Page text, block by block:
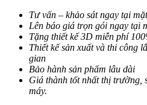
Tư vấn – khảo sát ngay tại
Lên báo giá trọn gói ngay tại
Tặng thiết kế 3D miễn phí
Thiết kế sản xuất và thi công
gian
Bảo hành sản phẩm lâu dài
Giá thành tốt nhất thị trường,
máy.